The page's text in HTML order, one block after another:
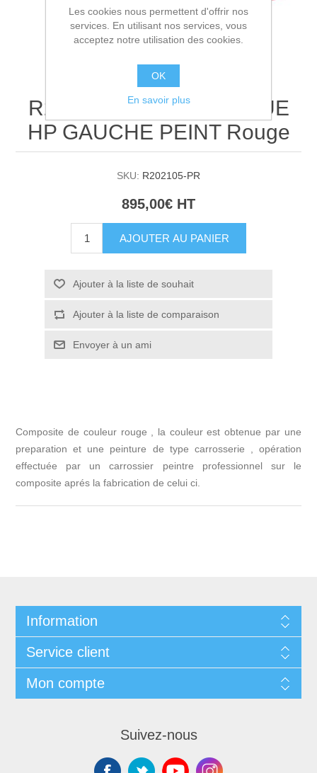
R202105-PR - CAR. ROUE
HP GAUCHE PEINT Rouge
SKU: R202105-PR
895,00€ HT
AJOUTER AU PANIER
Ajouter à la liste de souhait
Ajouter à la liste de comparaison
Envoyer à un ami
Composite de couleur rouge , la couleur est obtenue par une
preparation et une peinture de type carrosserie , opération
effectuée par un carrossier peintre professionnel sur le
composite aprés la fabrication de celui ci.
Information
Service client
Mon compte
Suivez-nous
Les cookies nous permettent d'offrir nos
services. En utilisant nos services, vous
acceptez notre utilisation des cookies.
OK
En savoir plus